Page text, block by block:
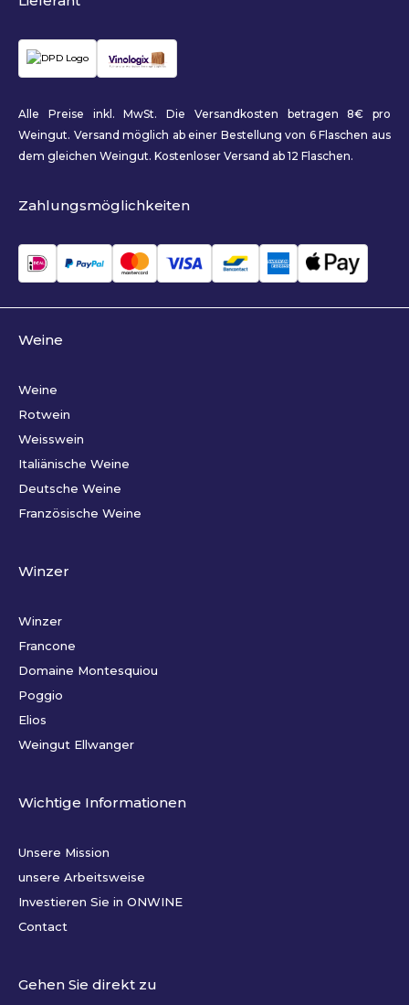
Alle Preise inkl. MwSt. Die Versandkosten betragen 8€ pro
Weingut. Versand möglich ab einer Bestellung von 6 Flaschen aus
dem gleichen Weingut. Kostenloser Versand ab 12 Flaschen.
Zahlungsmöglichkeiten
Weine
Weine
Rotwein
Weisswein
Italiänische Weine
Deutsche Weine
Französische Weine
Winzer
Winzer
Francone
Domaine Montesquiou
Poggio
Elios
Weingut Ellwanger
Wichtige Informationen
Unsere Mission
unsere Arbeitsweise
Investieren Sie in ONWINE
Contact
Gehen Sie direkt zu